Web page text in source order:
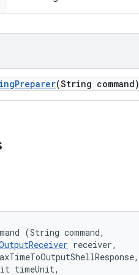
Preparer(String command)
(String command,
receiver,
timeUnit,